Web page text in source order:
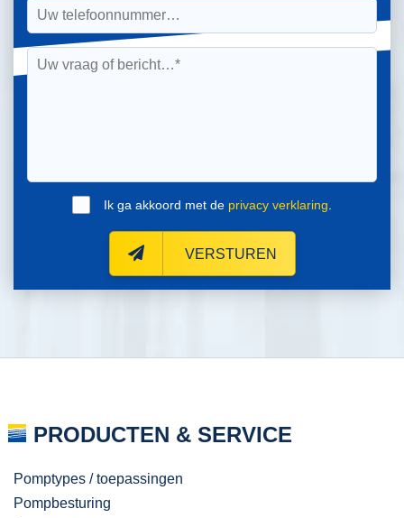
Ik ga akkoord met de privacy verklaring
VERSTUREN
PRODUCTEN & SERVICE
Pomptypes / toepassingen
Pompbesturing